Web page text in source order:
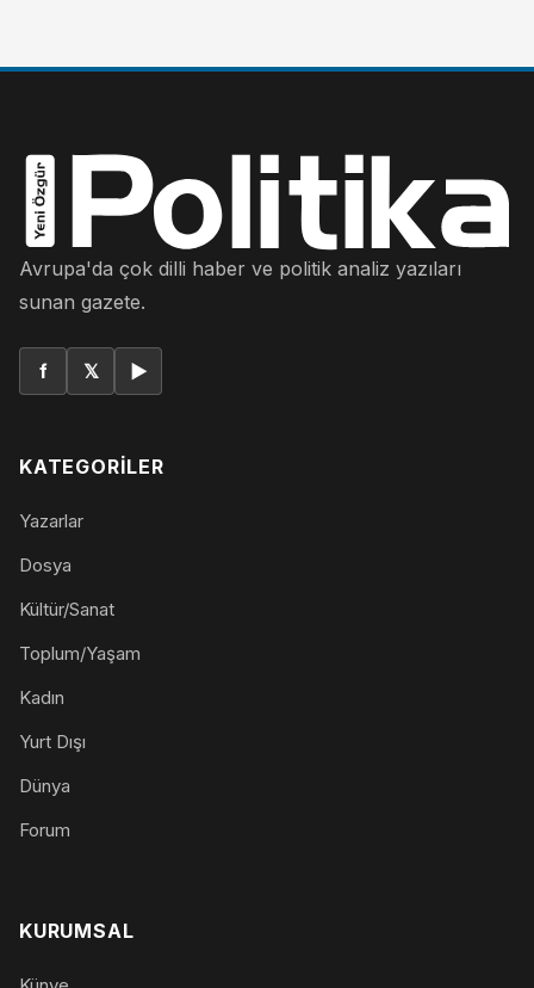
Avrupa'da çok dilli haber ve politik analiz yazıları
sunan gazete.
f 𝕏 ▶
KATEGORILER
Yazarlar
Dosya
Kültür/Sanat
Toplum/Yaşam
Kadın
Yurt Dışı
Dünya
Forum
KURUMSAL